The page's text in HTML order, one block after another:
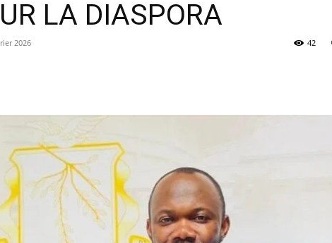
la
LA DIASPORA
2026 42